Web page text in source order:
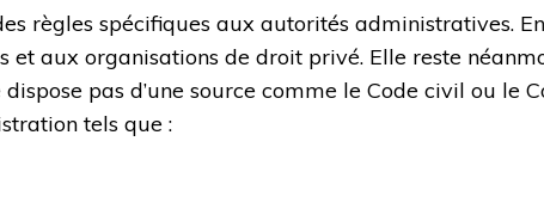
règles spécifiques aux autorités administratives.
aux organisations de droit privé. Elle reste
pas d’une source comme le Code civil ou le
tels que :